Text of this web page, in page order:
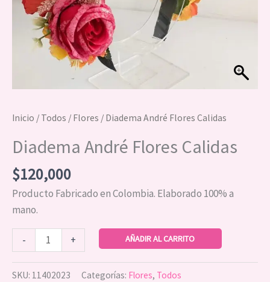
Inicio / Todos / Flores / Diadema André Flores Calidas
Diadema André Flores Calidas
$120,000
Producto Fabricado en Colombia. Elaborado 100% a
mano.
- + AÑADIR AL CARRITO
SKU: 11402023 Categorías: Flores, Todos